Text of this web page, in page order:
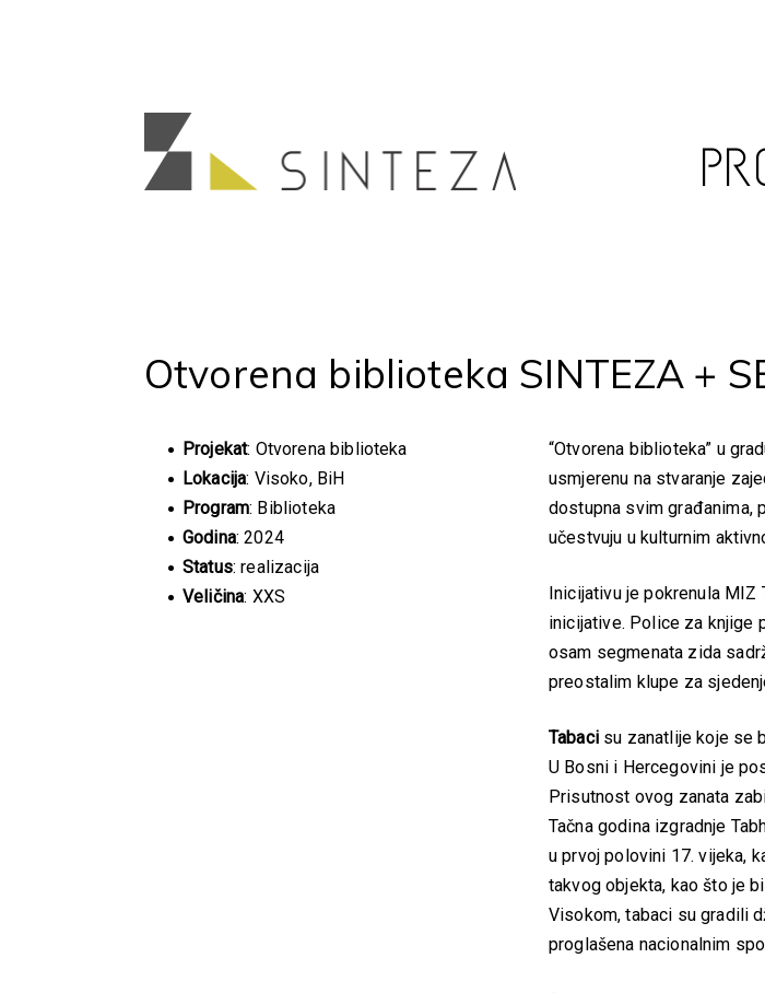
Otvorena biblioteka SINTEZA +
Projekat: Otvorena biblioteka
Lokacija: Visoko, BiH
Program: Biblioteka
Godina: 2024
Status: realizacija
Veličina: XXS
“Otvorena biblioteka” u
usmjerenu na stvaranje
dostupna svim građanima,
učestvuju u kulturnim
Inicijativu je pokrenula MIZ
inicijative. Police za knjige
osam segmenata zida
preostalim klupe za
Tabacisu zanatlije koje se
U Bosni i Hercegovini je
Prisutnost ovog zanata
Tačna godina izgradnje
u prvoj polovini 17. vijeka,
takvog objekta, kao što je
Visokom, tabaci su gradili
proglašena nacionalnim